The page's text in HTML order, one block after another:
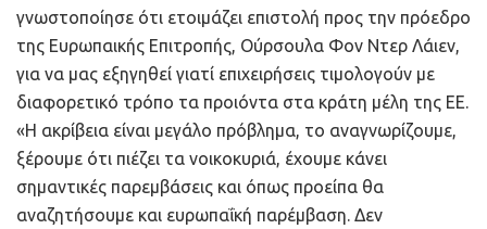
γνωστοποίησε ότι ετοιμάζει επιστολή προς την πρόεδρο
της Ευρωπαικής Επιτροπής, Ούρσουλα Φον Ντερ Λάιεν,
για να μας εξηγηθεί γιατί επιχειρήσεις τιμολογούν με
διαφορετικό τρόπο τα προιόντα στα κράτη μέλη της ΕΕ.
«Η ακρίβεια είναι μεγάλο πρόβλημα, το αναγνωρίζουμε,
ξέρουμε ότι πιέζει τα νοικοκυριά, έχουμε κάνει
σημαντικές παρεμβάσεις και όπως προείπα θα
αναζητήσουμε και ευρωπαΐκή παρέμβαση. Δεν